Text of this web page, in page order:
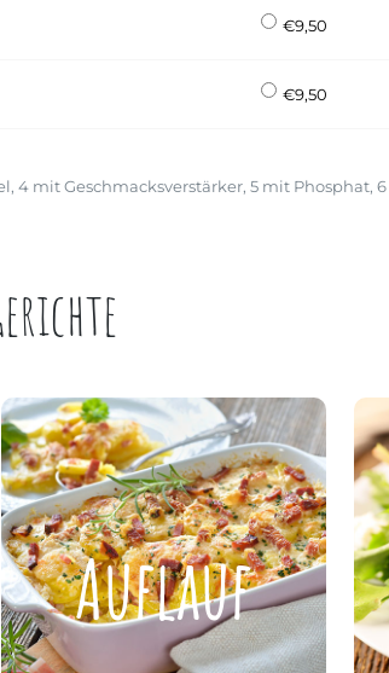
€9,50
€9,50
4 mit Geschmacksverstärker, 5 mit Phosphat, 6
Auflauf
Auflauf
ZUR KARTE